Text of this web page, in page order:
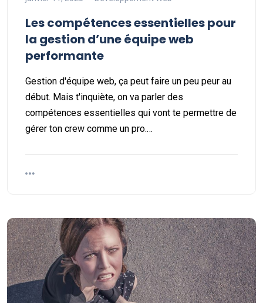
Les compétences essentielles pour
la gestion d’une équipe web
performante
Gestion d'équipe web, ça peut faire un peu peur au
début. Mais t'inquiète, on va parler des
compétences essentielles qui vont te permettre de
gérer ton crew comme un pro.…